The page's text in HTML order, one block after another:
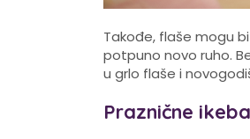
Takođe, flaše mogu
potpuno novo ruho.
u grlo flaše i
Praznične